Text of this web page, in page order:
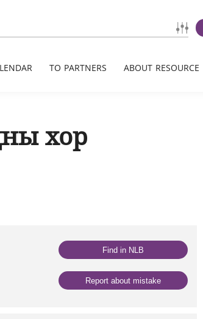
TO PARTNERS ABOUT RESOURCE
хор
Find in NLB
Report about mistake